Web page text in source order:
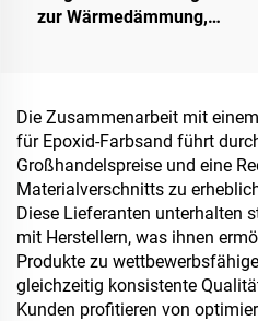
zur Wärmedämmung,
Schimmelpilzresistenz für
Dach, Wintergarten,
Außenwand, Innenwand,
Trennwand, Schlafzimmer,
Besprechungsraum und
Klassenzimmer, Karaoke-
Bar, Tiefgarage, privates
Heimkino im
Untergeschoss, Untergro
Die Zusammenarbeit mit
für Epoxid-Farbsand führt
Großhandelspreise und eine
Materialverschnitts zu
Diese Lieferanten unterhalten
mit Herstellern, was ihnen
Produkte zu
gleichzeitig konsistente
Kunden profitieren von